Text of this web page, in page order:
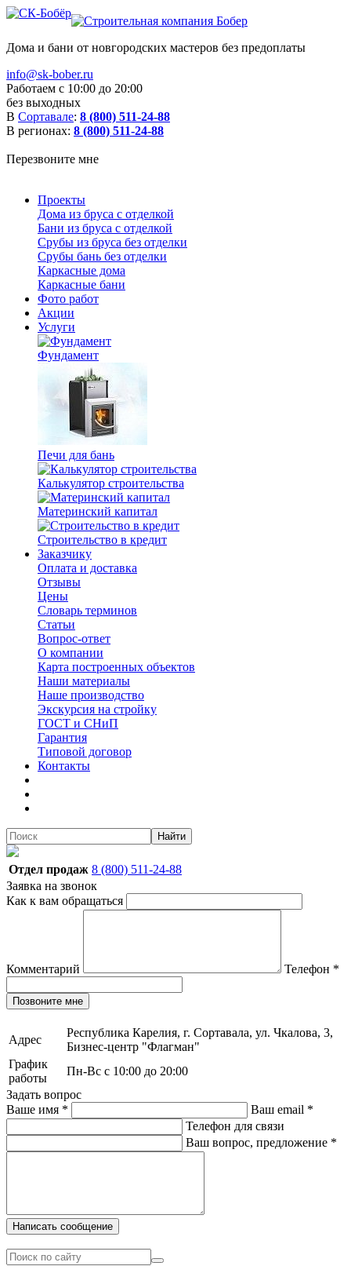
Дома и бани от новгородских мастеров без предоплаты
info@sk-bober.ru
Работаем с 10:00 до 20:00
без выходных
В Сортавале: 8 (800) 511-24-88
В регионах: 8 (800) 511-24-88
Перезвоните мне
Проекты
Дома из бруса с отделкой
Бани из бруса с отделкой
Срубы из бруса без отделки
Срубы бань без отделки
Каркасные дома
Каркасные бани
Фото работ
Акции
Услуги
Фундамент
Печи для бань
Калькулятор строительства
Материнский капитал
Строительство в кредит
Заказчику
Оплата и доставка
Отзывы
Цены
Словарь терминов
Статьи
Вопрос-ответ
О компании
Карта построенных объектов
Наши материалы
Наше производство
Экскурсия на стройку
ГОСТ и СНиП
Гарантия
Типовой договор
Контакты
Найти
Отдел продаж 8 (800) 511-24-88
Заявка на звонок
Как к вам обращаться
Комментарий Телефон *
Позвоните мне
Адрес
Республика Карелия, г. Сортавала, ул. Чкалова, 3,
Бизнес-центр "Флагман"
График
работы
Пн-Вс с 10:00 до 20:00
Задать вопрос
Ваше имя * Ваш email *
Телефон для связи
Ваш вопрос, предложение *
Написать сообщение